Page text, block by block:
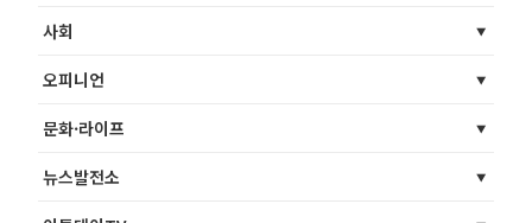
사회
오피니언
문화·라이프
뉴스발전소